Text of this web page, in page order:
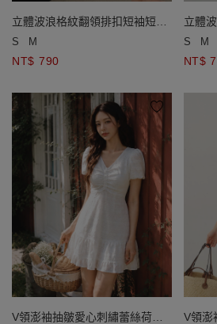
立體波浪格紋翻領排扣短袖短版
開襟針織衫
S M
NT$ 790
立體
開襟針
S M
NT$
V領澎袖抽皺愛心刺繡蕾絲荷葉
V領澎